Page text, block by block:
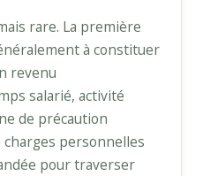
rare. La première
à constituer
revenu
salarié, activité
de précaution
charges personnelles
pour traverser